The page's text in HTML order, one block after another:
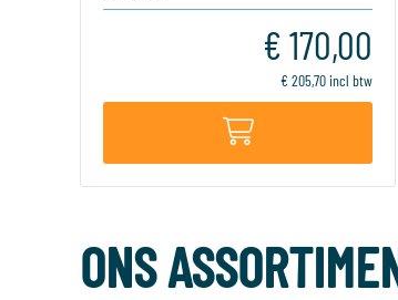
€ 170,00
€ 205,70 incl btw
ONS